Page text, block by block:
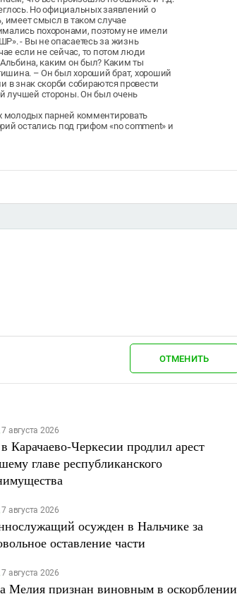
Но официальных заявлений о
имеет смысл в таком случае
похоронами, поэтому не имели
- Вы не опасаетесь за жизнь
если не сейчас, то потом люди
каким он был? Каким ты
– Он был хороший брат, хороший
в знак скорби собираются провести
лучшей стороны. Он был очень
молодых парней комментировать
остались под грифом «no comment» и
ОТМЕНИТЬ
7 августа 2026
Карачаево-Черкесии продлил арест
главе республиканского
7 августа 2026
осужден в Нальчике за
оставление части
7 августа 2026
Мелия признан виновным в оскорблении